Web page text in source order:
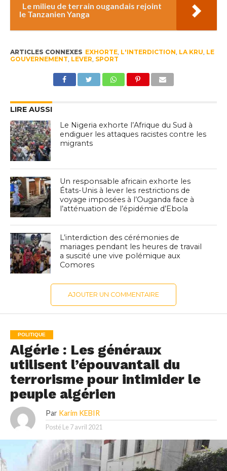
Le milieu de terrain ougandais rejoint
le Tanzanien Yanga
ARTICLES CONNEXES EXHORTE, L'INTERDICTION, LA KRU, LE
GOUVERNEMENT, LEVER, SPORT
LIRE AUSSI
Le Nigeria exhorte l’Afrique du Sud à
endiguer les attaques racistes contre les
migrants
Un responsable africain exhorte les
États-Unis à lever les restrictions de
voyage imposées à l’Ouganda face à
l’atténuation de l’épidémie d’Ebola
L’interdiction des cérémonies de
mariages pendant les heures de travail
a suscité une vive polémique aux
Comores
AJOUTER UN COMMENTAIRE
POLITIQUE
Algérie : Les généraux
utilisent l’épouvantail du
terrorisme pour intimider le
peuple algérien
Par Karim KEBIR
Posté Le 7 avril 2021